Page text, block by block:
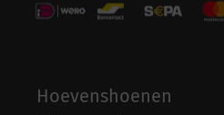
Hoevenshoenen